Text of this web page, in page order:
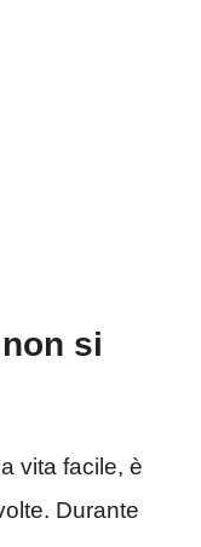
si
vita facile, è
Durante